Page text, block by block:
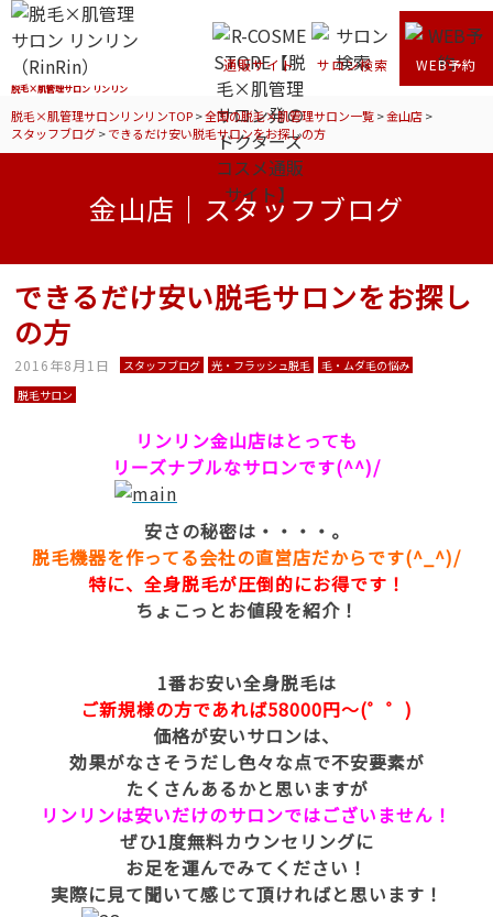
脱毛×肌管理サロン リンリン
通販サイト サロン検索 WEB予約
脱毛×肌管理サロンリンリンTOP>全国の脱毛×肌管理サロン一覧>金山店>
スタッフブログ>できるだけ安い脱毛サロンをお探しの方
金山店｜スタッフブログ
できるだけ安い脱毛サロンをお探し
の方
2016年8月1日 スタッフブログ 光・フラッシュ脱毛
毛・ムダ毛の悩み
脱毛サロン
リンリン金山店はとっても
リーズナブルなサロンです(^^)/
安さの秘密は・・・・。
脱毛機器を作ってる会社の直営店だからです(^_^)/
特に、全身脱毛が圧倒的にお得です！
ちょこっとお値段を紹介！
1番お安い全身脱毛は
ご新規様の方であれば58000円～(゜゜)
価格が安いサロンは、
効果がなさそうだし色々な点で不安要素が
たくさんあるかと思いますが
リンリンは安いだけのサロンではございません！
ぜひ1度無料カウンセリングに
お足を運んでみてください！
実際に見て聞いて感じて頂ければと思います！